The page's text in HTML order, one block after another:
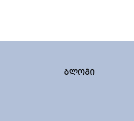
ᲑᲚᲝᲒᲘ